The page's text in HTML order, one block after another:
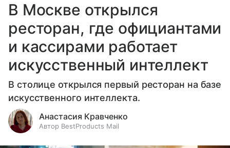
В Москве открылся
ресторан, где официантами
и кассирами работает
искусственный интеллект
В столице открылся первый ресторан на базе
искусственного интеллекта.
Анастасия Кравченко
Автор BestProducts Mail